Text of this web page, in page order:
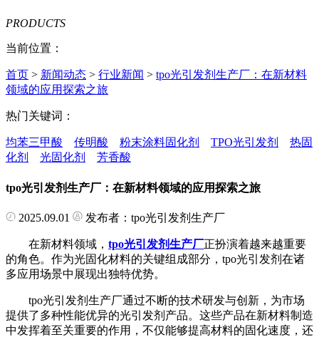
PRODUCTS
当前位置：
首页 > 新闻动态 > 行业新闻 > tpo光引发剂生产厂：在新材料
领域的应用探索之旅
热门关键词：
均苯三甲酸 传明酸 粉末涂料固化剂 TPO光引发剂
热固
化剂
光固化剂 芳香酸
tpo光引发剂生产厂：在新材料领域的应用探索之旅
2025.09.01 发布者：tpo光引发剂生产厂
在新材料领域， tpo光引发剂生产厂正扮演着越来越重要
的角色。作为光固化材料的关键组成部分，tpo光引发剂在诸
多应用场景中展现出独特优势。
tpo光引发剂生产厂通过不断的技术研发与创新，为市场
提供了多种性能优异的光引发剂产品。这些产品在新材料制造
中发挥着至关重要的作用，不仅能够提高材料的固化速度，还